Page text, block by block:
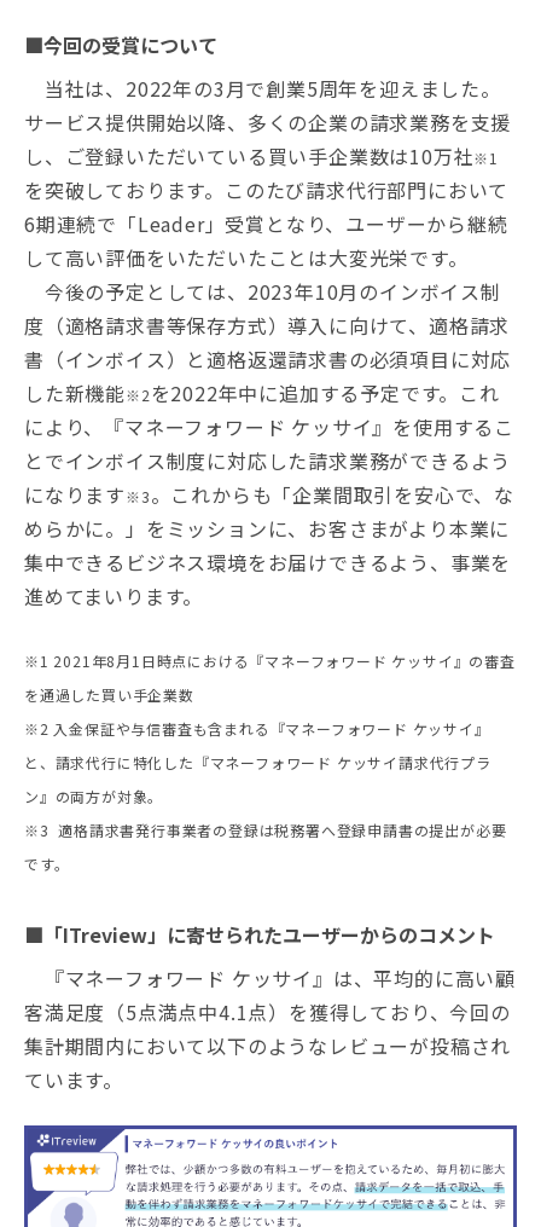
■今回の受賞について
当社は、2022年の3月で創業5周年を迎えました。
サービス提供開始以降、多くの企業の請求業務を支援
し、ご登録いただいている買い手企業数は10万社※1
を突破しております。このたび請求代行部門において
6期連続で「Leader」受賞となり、ユーザーから継続
して高い評価をいただいたことは大変光栄です。
今後の予定としては、2023年10月のインボイス制
度（適格請求書等保存方式）導入に向けて、適格請求
書（インボイス）と適格返還請求書の必須項目に対応
した新機能※2 を2022年中に追加する予定です。これ
により、『マネーフォワード ケッサイ』を使用するこ
とでインボイス制度に対応した請求業務ができるよう
になります※3。これからも「企業間取引を安心で、な
めらかに。」をミッションに、お客さまがより本業に
集中できるビジネス環境をお届けできるよう、事業を
進めてまいります。
※1 2021年8月1日時点における『マネーフォワード ケッサイ』の審査
を通過した買い手企業数
※2 入金保証や与信審査も含まれる『マネーフォワード ケッサイ』
と、請求代行に特化した『マネーフォワード ケッサイ請求代行プラ
ン』の両方が対象。
※3 適格請求書発行事業者の登録は税務署へ登録申請書の提出が必要
です。
■「ITreview」に寄せられたユーザーからのコメント
『マネーフォワード ケッサイ』は、平均的に高い顧
客満足度（5点満点中4.1点）を獲得しており、今回の
集計期間内において以下のようなレビューが投稿され
ています。